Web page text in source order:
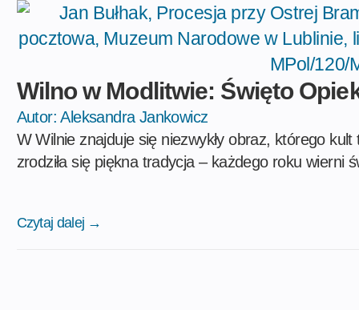
Wilno w Modlitwie: Święto
Autor: Aleksandra Jankowicz
W Wilnie znajduje się niezwykły obraz, którego
zrodziła się piękna tradycja – każdego roku wierni
Czytaj dalej →